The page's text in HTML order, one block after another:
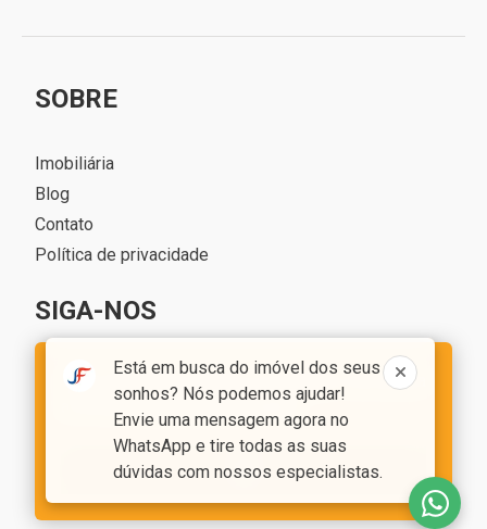
SOBRE
Imobiliária
Blog
Contato
Política de privacidade
SIGA-NOS
Jean François Imóveis - CRECI 7035J
Desenvolvido com oCIM IMOB
Está em busca do imóvel dos seus
sonhos? Nós podemos ajudar!
Envie uma mensagem agora no
WhatsApp e tire todas as suas
dúvidas com nossos especialistas.
Este site utiliza cookies, ao navegar você aceita
a nossa política de privacidade
OK